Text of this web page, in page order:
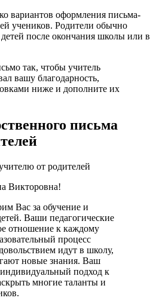
вариантов оформления письма-
учеников. Родители обычно
детей после окончания школы или в
так, чтобы учитель
вашу благодарность,
ниже и дополните их
письма
от родителей
Викторовна!
Вас за обучение и
Ваши педагогические
отношение к каждому
процесс
идут в школу,
новые знания. Ваш
подход к
многие таланты и